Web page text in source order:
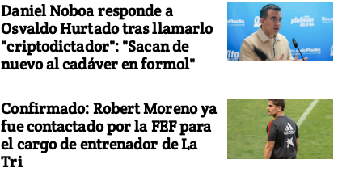
Daniel Noboa responde a
Osvaldo Hurtado tras llamarlo
"criptodictador": "Sacan de
nuevo al cadáver en formol"
Confirmado: Robert Moreno ya
fue contactado por la FEF para
el cargo de entrenador de La
Tri